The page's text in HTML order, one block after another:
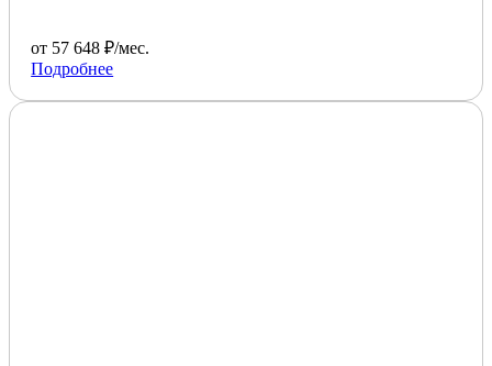
от 57 648 ₽/мес.
Подробнее